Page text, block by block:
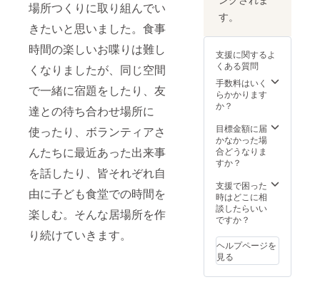
場所つくりに取り組んでい
きたいと思いました。食事
時間の楽しいお喋りは難し
くなりましたが、同じ空間
で一緒に宿題をしたり、友
達との待ち合わせ場所に
使ったり、ボランティアさ
んたちに最近あった出来事
を話したり、皆それぞれ自
由に子ども食堂での時間を
楽しむ。そんな居場所を作
り続けていきます。
す。
支援に関するよ
くある質問
手数料はいく
らかかります
か？
目標金額に届
かなかった場
合どうなりま
すか？
支援で困った
時はどこに相
談したらいい
ですか？
ヘルプページを
見る